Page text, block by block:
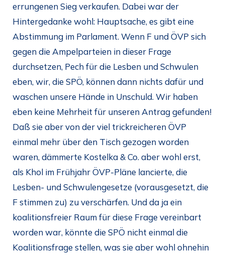
errungenen Sieg verkaufen. Dabei war der
Hintergedanke wohl: Hauptsache, es gibt eine
Abstimmung im Parlament. Wenn F und ÖVP sich
gegen die Ampelparteien in dieser Frage
durchsetzen, Pech für die Lesben und Schwulen
eben, wir, die SPÖ, können dann nichts dafür und
waschen unsere Hände in Unschuld. Wir haben
eben keine Mehrheit für unseren Antrag gefunden!
Daß sie aber von der viel trickreicheren ÖVP
einmal mehr über den Tisch gezogen worden
waren, dämmerte Kostelka & Co. aber wohl erst,
als Khol im Frühjahr ÖVP-Pläne lancierte, die
Lesben- und Schwulengesetze (vorausgesetzt, die
F stimmen zu) zu verschärfen. Und da ja ein
koalitionsfreier Raum für diese Frage vereinbart
worden war, könnte die SPÖ nicht einmal die
Koalitionsfrage stellen, was sie aber wohl ohnehin